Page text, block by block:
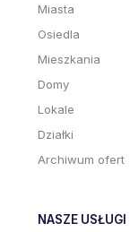
Miasta
Osiedla
Mieszkania
Domy
Lokale
Działki
Archiwum ofert
NASZE USŁUGI